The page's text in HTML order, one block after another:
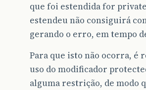
que foi estendida for
estendeu não consiguirá
gerando o erro, em tempo
Para que isto não ocorra, é
uso do modificador
alguma restrição, de modo